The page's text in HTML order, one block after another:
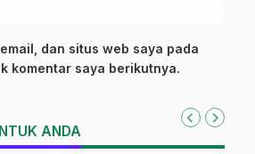
dan situs web saya pada
komentar saya berikutnya.
ANDA